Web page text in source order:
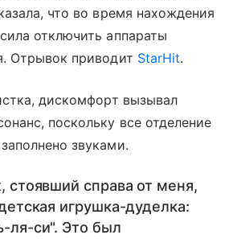
что во время нахождения
отключить аппараты
Отрывок приводит StarHit.
дискомфорт вызывал
поскольку все отделение
звуками.
стоявший справа от меня,
игрушка-дуделка:
ля-си". Это был